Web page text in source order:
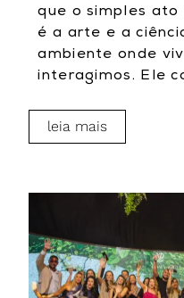
que o simples
é a arte e a
ambiente onde
interagimos. Ele
leia mais